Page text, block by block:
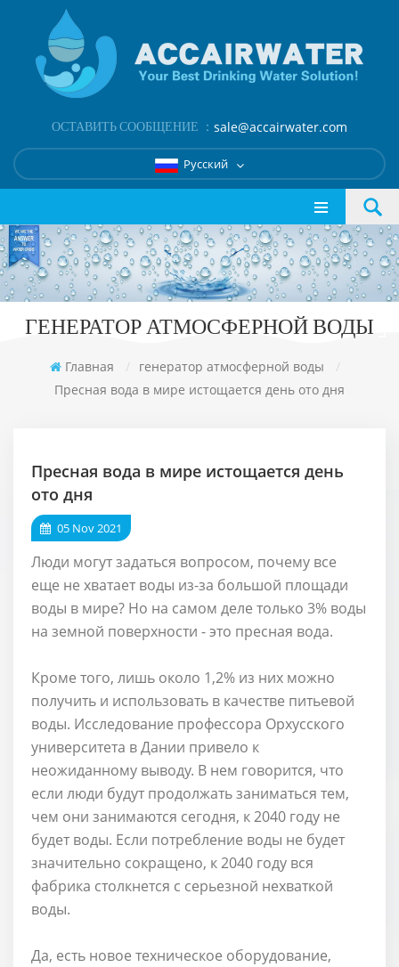
ОСТАВИТЬ СООБЩЕНИЕ ： sale@accairwater.com
Русский
ГЕНЕРАТОР АТМОСФЕРНОЙ ВОДЫ
Главная / генератор атмосферной воды
/
Пресная вода в мире истощается день ото дня
Пресная вода в мире истощается день
ото дня
05 Nov 2021
Люди могут задаться вопросом, почему все
еще не хватает воды из-за большой площади
воды в мире? Но на самом деле только 3% воды
на земной поверхности - это пресная вода.
Кроме того, лишь около 1,2% из них можно
получить и использовать в качестве питьевой
воды. Исследование профессора Орхусского
университета в Дании привело к
неожиданному выводу. В нем говорится, что
если люди будут продолжать заниматься тем,
чем они занимаются сегодня, к 2040 году не
будет воды. Если потребление воды не будет
значительно сокращено, к 2040 году вся
фабрика столкнется с серьезной нехваткой
воды.
Да, есть новое техническое оборудование,